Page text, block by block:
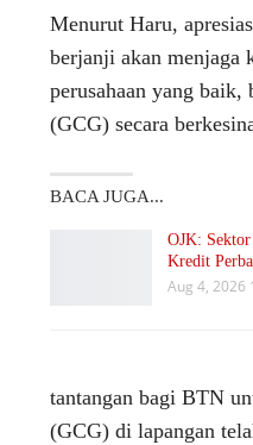
Menurut Haru,
berjanji akan menjaga
perusahaan yang
(GCG) secara
BACA JUGA...
OJK: Sektor
Kredit
Aug 4, 2026
tantangan bagi BTN
(GCG) di lapangan